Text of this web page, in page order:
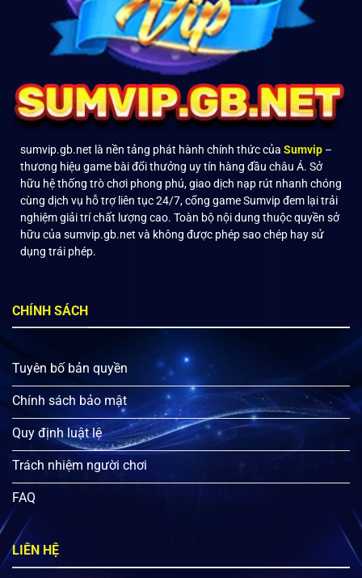
sumvip.gb.net là nền tảng phát hành chính thức của Sumvip –
thương hiệu game bài đổi thưởng uy tín hàng đầu châu Á. Sở
hữu hệ thống trò chơi phong phú, giao dịch nạp rút nhanh chóng
cùng dịch vụ hỗ trợ liên tục 24/7, cổng game Sumvip đem lại trải
nghiệm giải trí chất lượng cao. Toàn bộ nội dung thuộc quyền sở
hữu của sumvip.gb.net và không được phép sao chép hay sử
dụng trái phép.
CHÍNH SÁCH
Tuyên bố bản quyền
Chính sách bảo mật
Quy định luật lệ
Trách nhiệm người chơi
FAQ
LIÊN HỆ